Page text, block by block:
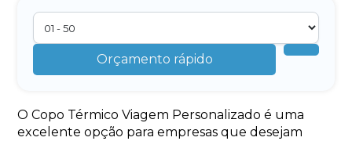
Orçamento rápido
O Copo Térmico Viagem Personalizado é uma
excelente opção para empresas que desejam